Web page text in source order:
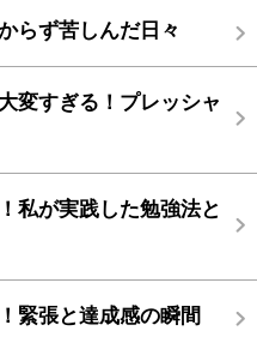
らず苦しんだ日々
変すぎる！プレッシャ
私が実践した勉強法と
緊張と達成感の瞬間